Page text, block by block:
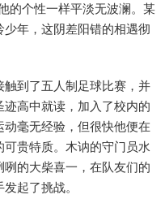
的个性一样平淡无波澜。某
年，这阴差阳错的相遇彻
到了五人制足球比赛，并
高中就读，加入了校内的
毫无经验，但很快他便在
贵特质。木讷的守门员水
的大柴喜一，在队友们的
起了挑战。